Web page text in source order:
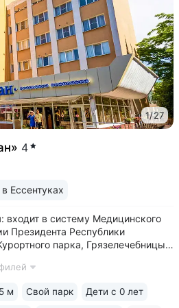
1/27
4
в Ессентуках
входит в систему Медицинского
Президента Республики
парка, Грязелечебницы
с восточным колоритом
м Свой парк Дети с 0 лет